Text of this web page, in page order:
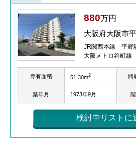
880万円
大阪府大阪市
JR関西本線 平
大阪メトロ谷町
専有面積 51.30m2 間
築年月 1973年9月
検討中リストに